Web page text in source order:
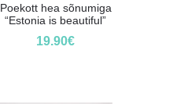
Poekott hea sõnumiga
“Estonia is beautiful”
19.90€